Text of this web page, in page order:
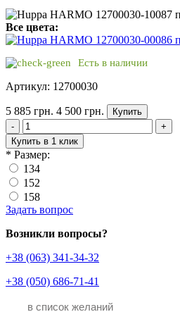
Все цвета:
Есть в наличии
Артикул: 12700030
5 885 грн. 4 500 грн.
Купить
-
+
Купить в 1 клик
* Размер:
134
152
158
Задать вопрос
Возникли вопросы?
+38 (063) 341-34-32
+38 (050) 686-71-41
в список желаний